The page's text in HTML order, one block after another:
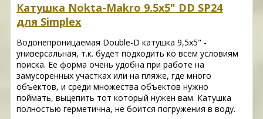
Катушка Nokta-Makro 9.5х5" DD SP24
для Simplex
Водонепроницаемая Double-D катушка 9,5x5" -
универсальная, т.к. будет подходить ко всем условиям
поиска. Ее форма очень удобна при работе на
замусоренных участках или на пляже, где много
объектов, и среди множества объектов нужно
поймать, выцепить тот который нужен вам. Катушка
полностью герметична, не боится погружения в воду.